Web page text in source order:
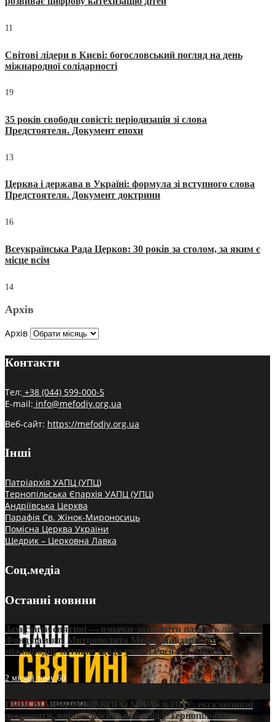
11
Світові лідери в Києві: богословський погляд на день
міжнародної солідарності
19
35 років свободи совісті: періодизація зі слова
Предстоятеля. Документ епохи
13
Церква і держава в Україні: формула зі вступного слова
Предстоятеля. Документ доктрини
16
Всеукраїнська Рада Церков: 30 років за столом, за яким є
місце всім
14
Архів
Архів
Контакти
Тел: +38 (044) 599-000-5
E-mail: info@mefodiy.org.ua
Веб-сайт: https://mefodiy.org.ua
Інші
Патріархія УАПЦ (УПЦ)
Тернопільська Єпархія УАПЦ (УПЦ)
Андріївська Церква
Парафія Св. Жінок-Мироносиць
Помісна Церква України
Щедрик – Церковна Лавка
Соц.медіа
Останні новини
Захистити святині — означає захистити пам’ять людства:
Фонд пам’яті Митрополита Мефодія підтримує
міжнародну петицію щодо участі Росії в ЮНЕСКО
2 місяці тому60
ПРИСМАК «РУССЬКОГО МІРА» в ПЦУ: ексклюзивні
документи, вирок і російський слід у Тернопільсько-